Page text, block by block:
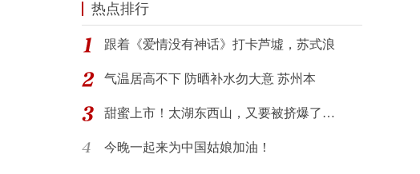
热点排行
跟着《爱情没有神话》打卡芦墟，苏式浪
气温居高不下 防晒补水勿大意 苏州本
甜蜜上市！太湖东西山，又要被挤爆了…
今晚一起来为中国姑娘加油！